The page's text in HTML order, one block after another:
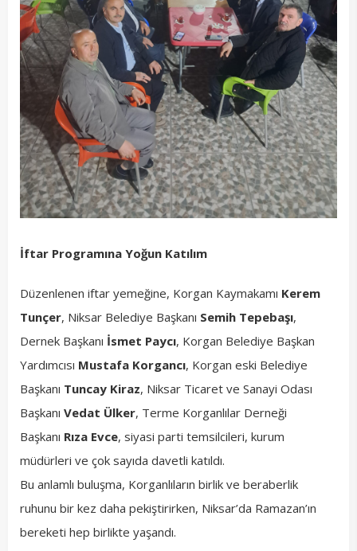
İftar Programına Yoğun Katılım
Düzenlenen iftar yemeğine, Korgan Kaymakamı Kerem
Tunçer, Niksar Belediye Başkanı Semih Tepebaşı,
Dernek Başkanı İsmet Paycı, Korgan Belediye Başkan
Yardımcısı Mustafa Korgancı, Korgan eski Belediye
Başkanı Tuncay Kiraz, Niksar Ticaret ve Sanayi Odası
Başkanı Vedat Ülker, Terme Korganlılar Derneği
Başkanı Rıza Evce, siyasi parti temsilcileri, kurum
müdürleri ve çok sayıda davetli katıldı.
Bu anlamlı buluşma, Korganlıların birlik ve beraberlik
ruhunu bir kez daha pekiştirirken, Niksar’da Ramazan’ın
bereketi hep birlikte yaşandı.